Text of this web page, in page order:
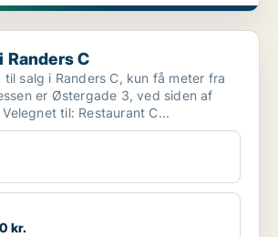
C
Randers C
salg i Randers C, kun få meter fra
er Østergade 3, ved siden af
restaurant nr 1. Velegnet til: Restaurant C...
kr.